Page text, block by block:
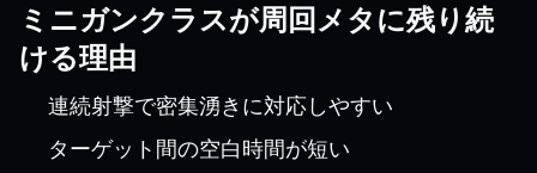
ミニガンクラスが周回メタに残り続
ける理由
連続射撃で密集湧きに対応しやすい
ターゲット間の空白時間が短い